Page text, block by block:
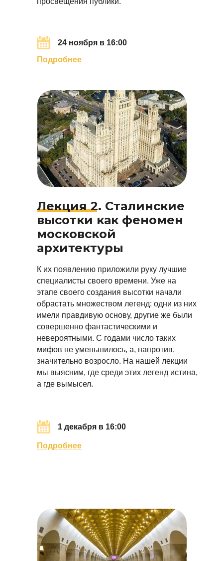
24 ноября в 16:00
Подробнее
Лекция 2. Сталинские
высотки как феномен
московской
архитектуры
1 декабря в 16:00
К их появлению приложили руку лучшие
специалисты своего времени. Уже на
этапе своего создания высотки начали
обрастать множеством легенд: одни из них
имели правдивую основу, другие же были
совершенно фантастическими и
невероятными. С годами число таких
мифов не уменьшилось, а, напротив,
значительно возросло. На нашей лекции
мы выясним, где среди этих легенд истина,
а где вымысел.
Подробнее